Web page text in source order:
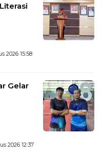
2026 15:58
Gelar
2026 12:37